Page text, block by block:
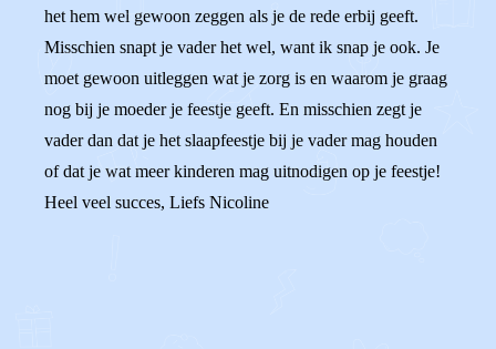
het hem wel gewoon zeggen als je de rede erbij geeft.
Misschien snapt je vader het wel, want ik snap je ook. Je
moet gewoon uitleggen wat je zorg is en waarom je graag
nog bij je moeder je feestje geeft. En misschien zegt je
vader dan dat je het slaapfeestje bij je vader mag houden
of dat je wat meer kinderen mag uitnodigen op je feestje!
Heel veel succes, Liefs Nicoline